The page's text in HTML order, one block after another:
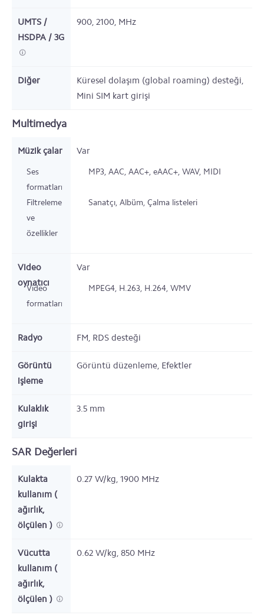
UMTS /
HSDPA / 3G
900, 2100, MHz
Diğer
Küresel dolaşım (global roaming) desteği,
Mini SIM kart girişi
Multimedya
Müzik çalar Var
Ses
formatları
MP3, AAC, AAC+, eAAC+, WAV, MIDI
Filtreleme
ve
özellikler
Sanatçı, Albüm, Çalma listeleri
Video
oynatıcı
Var
Video
formatları
MPEG4, H.263, H.264, WMV
Radyo FM, RDS desteği
Görüntü
işleme
Görüntü düzenleme, Efektler
Kulaklık
girişi
3.5 mm
SAR Değerleri
Kulakta
kullanım (
ağırlık,
ölçülen )
0.27 W/kg, 1900 MHz
Vücutta
kullanım (
ağırlık,
ölçülen )
0.62 W/kg, 850 MHz